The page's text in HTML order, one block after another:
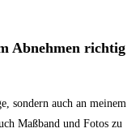
Abnehmen richtig
sondern auch ⁣an meinem
Maßband und Fotos zu